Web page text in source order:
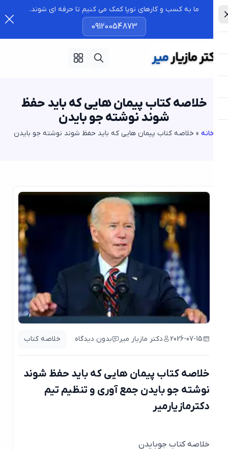
ما به کسب و کارهای نوپا کمک می کنیم تا حرفه ای شوند.
09120054873
خلاصه کتاب پیمان هایی که باید حفظ
شوند نوشته جو بایدن
»خلاصه کتاب پیمان هایی که باید حفظ شوند نوشته جو بایدن
2026-07-15 دکتر مازیار میر بدون دیدگاه خلاصه کتاب
خلاصه کتاب پیمان هایی که باید حفظ شوند
نوشته جو بایدن جمع آوری و تنظیم تیم
دکترمازیارمیر
خلاصه کتاب جوبایدن